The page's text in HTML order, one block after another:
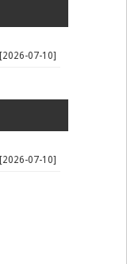
[2026-07-10]
[2026-07-10]